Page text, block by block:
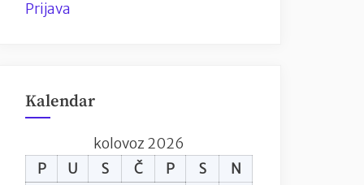
Prijava
Kalendar
kolovoz 2026
P
U S Č P S
N